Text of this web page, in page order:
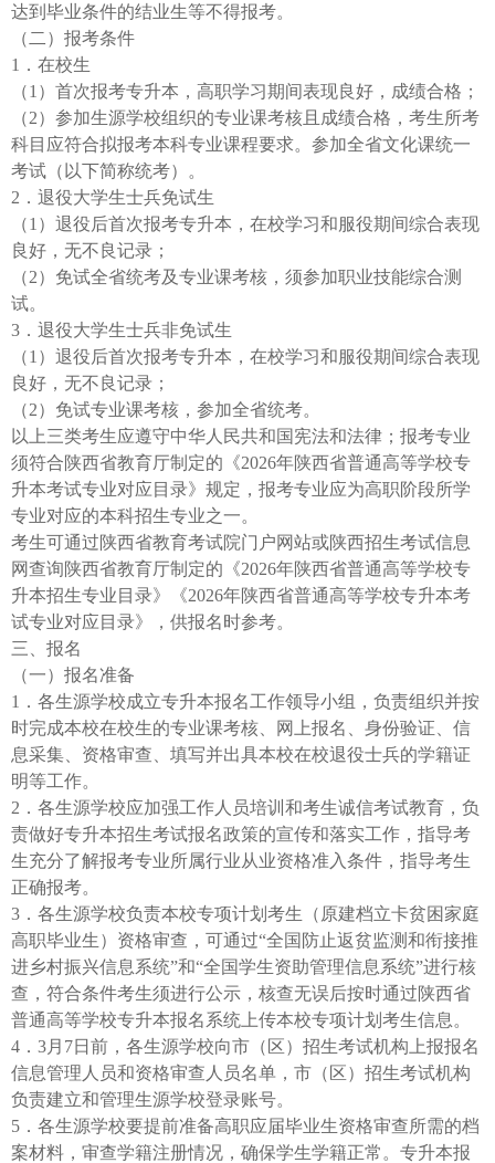
达到毕业条件的结业生等不得报考。
（二）报考条件
1．在校生
（1）首次报考专升本，高职学习期间表现良好，成绩合格；
（2）参加生源学校组织的专业课考核且成绩合格，考生所考
科目应符合拟报考本科专业课程要求。参加全省文化课统一
考试（以下简称统考）。
2．退役大学生士兵免试生
（1）退役后首次报考专升本，在校学习和服役期间综合表现
良好，无不良记录；
（2）免试全省统考及专业课考核，须参加职业技能综合测
试。
3．退役大学生士兵非免试生
（1）退役后首次报考专升本，在校学习和服役期间综合表现
良好，无不良记录；
（2）免试专业课考核，参加全省统考。
以上三类考生应遵守中华人民共和国宪法和法律；报考专业
须符合陕西省教育厅制定的《2026年陕西省普通高等学校专
升本考试专业对应目录》规定，报考专业应为高职阶段所学
专业对应的本科招生专业之一。
考生可通过陕西省教育考试院门户网站或陕西招生考试信息
网查询陕西省教育厅制定的《2026年陕西省普通高等学校专
升本招生专业目录》《2026年陕西省普通高等学校专升本考
试专业对应目录》，供报名时参考。
三、报名
（一）报名准备
1．各生源学校成立专升本报名工作领导小组，负责组织并按
时完成本校在校生的专业课考核、网上报名、身份验证、信
息采集、资格审查、填写并出具本校在校退役士兵的学籍证
明等工作。
2．各生源学校应加强工作人员培训和考生诚信考试教育，负
责做好专升本招生考试报名政策的宣传和落实工作，指导考
生充分了解报考专业所属行业从业资格准入条件，指导考生
正确报考。
3．各生源学校负责本校专项计划考生（原建档立卡贫困家庭
高职毕业生）资格审查，可通过“全国防止返贫监测和衔接推
进乡村振兴信息系统”和“全国学生资助管理信息系统”进行核
查，符合条件考生须进行公示，核查无误后按时通过陕西省
普通高等学校专升本报名系统上传本校专项计划考生信息。
4．3月7日前，各生源学校向市（区）招生考试机构上报报名
信息管理人员和资格审查人员名单，市（区）招生考试机构
负责建立和管理生源学校登录账号。
5．各生源学校要提前准备高职应届毕业生资格审查所需的档
案材料，审查学籍注册情况，确保学生学籍正常。专升本报